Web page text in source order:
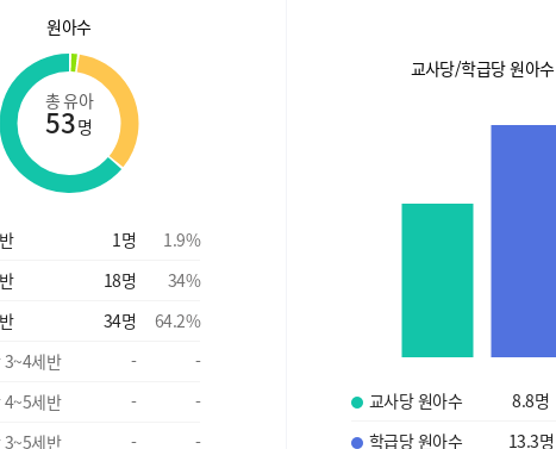
원아수
총 유아
53명
1 명 1.9%
18명 34%
34명 64.2%
3~4세반
-
-
4~5세반
-
-
3~5세반
-
-
교사당/학급당 원아수
교사당 원아수 8.8명
학급당 원아수
13.3명